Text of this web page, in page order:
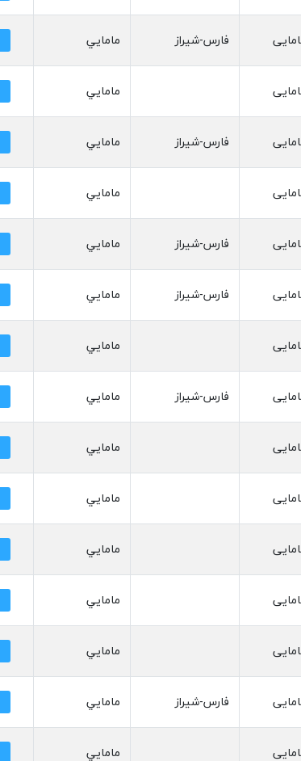
فارس-شیراز مامايي
مامايي
فارس-شیراز مامايي
مامايي
فارس-شیراز مامايي
فارس-شیراز مامايي
مامايي
فارس-شیراز مامايي
مامايي
مامايي
مامايي
مامايي
مامايي
فارس-شیراز مامايي
مامايي